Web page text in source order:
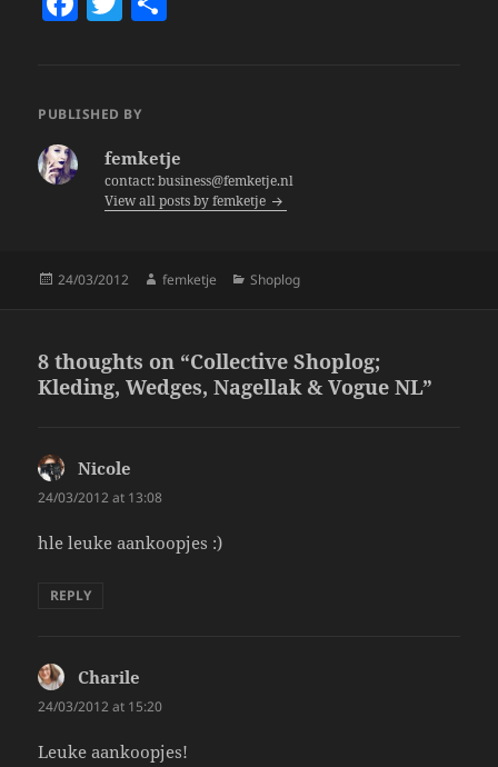
e er
PUBLISHED BY
femketje
contact: business@femketje.nl
View all posts by femketje
Posted
24/03/2012 Author
femketje Categories
Shoplog
8 thoughts on “Collective Shoplog;
Kleding, Wedges, Nagellak & Vogue NL”
Nicole
24/03/2012 at 13:08
hle leuke aankoopjes :)
REPLY
Charile
24/03/2012 at 15:20
Leuke aankoopjes!